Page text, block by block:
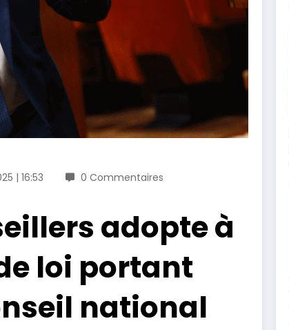
| 16:53 0 Commentaires
adopte à
loi portant
national